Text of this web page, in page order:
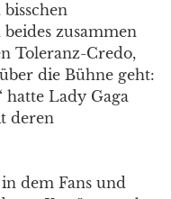
zusammen
Toleranz-Credo,
die Bühne geht:
hatte Lady Gaga
deren
dem Fans und